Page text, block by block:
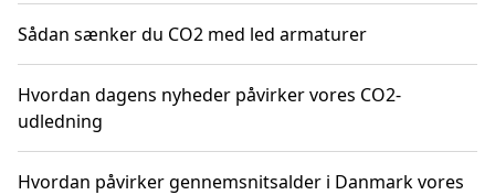
Sådan sænker du CO2 med led armaturer
Hvordan dagens nyheder påvirker vores CO2-
udledning
Hvordan påvirker gennemsnitsalder i Danmark vores